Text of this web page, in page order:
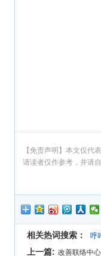
【免责声明】本文仅代
请读者仅作参考，并请
相关热词搜索： 呼
上一篇: 改善联络中